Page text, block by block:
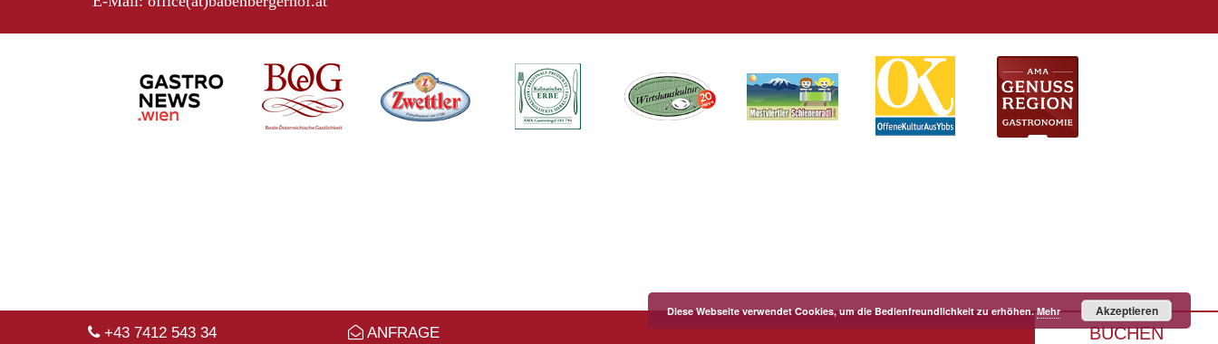
+43 7412 543 34 ANFRAGE BUCHEN
Diese Webseite verwendet Cookies, um die Bedienfreundlichkeit zu erhöhen.Mehr Akzeptieren